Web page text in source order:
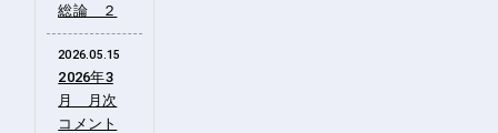
総論 ２
2026.05.15
2026年3
月 月次
コメント